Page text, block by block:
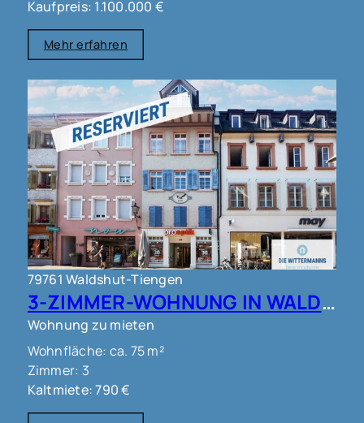
Kaufpreis: 1.100.000 €
Mehr erfahren
79761 Waldshut-Tiengen
3-ZIMMER-WOHNUNG IN WALDSHUT !!!
Wohnung zu mieten
Wohnfläche: ca. 75 m²
Zimmer: 3
Kaltmiete: 790 €